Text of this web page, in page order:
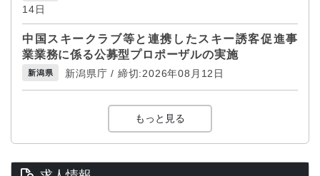
14日
中国スキークラブ等と連携したスキー誘客促進事
業業務に係る公募型プロポーザルの実施
新潟県 新潟県庁 / 締切:2026年08月12日
もっと見る